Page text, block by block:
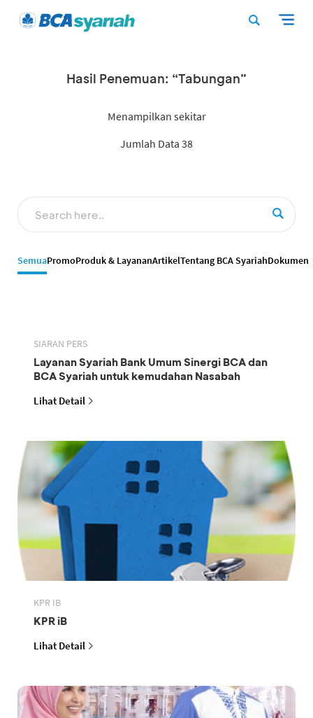
Hasil Penemuan: “Tabungan”
Menampilkan sekitar
Jumlah Data 38
SemuaPromoProduk & LayananArtikelTentang BCA SyariahDokumen
SIARAN PERS
Layanan Syariah Bank Umum Sinergi BCA dan
BCA Syariah untuk kemudahan Nasabah
Lihat Detail
KPR IB
KPR iB
Lihat Detail